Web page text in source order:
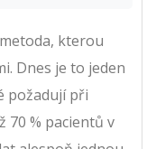
kterou
Dnes je to jeden
požadují při
70 % pacientů v